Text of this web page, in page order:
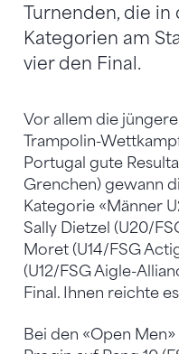
Turnenden, die
Kategorien am
vier den Final.
Vor allem die
Trampolin-
Portugal gute
Grenchen) gewann
Kategorie «Männer
Sally Dietzel (U20/
Moret (U14/FSG
(U12/FSG Aigle-
Final. Ihnen reichte
Bei den «Open